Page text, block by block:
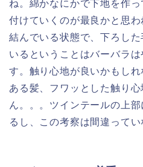
ね。綿かなにかで下地を作
付けていくのが最良かと思わ
結んでいる状態で、下ろし
いるということはバーバラ
す。触り心地が良いかもし
ある髪、フワッとした触り
ん。。。ツインテールの上
るし、この考察は間違って